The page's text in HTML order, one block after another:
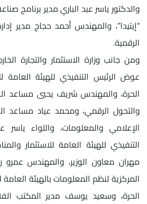
والدكتور ياسر عبد الباري مدير برنامج
“إيتيدا”، والمهندس أحمد حجاج مدير
الرقمية.
ومن جانب وزارة الاستثمار والتجارة
عوض الرئيس التنفيذي للهيئة العامة
الحرة، والمهندس شريف يحيي مساعد
والتحول الرقمي، ومحمد عياد مساعد
الإعلامي والمعلومات، واللواء
التنفيذي للهيئة العامة للاستثمار
مهران معاون الوزير، والمهندس عمرو
المركزية لنظم المعلومات بالهيئة
الحرة، وسعيد يوسف مدير المكتب